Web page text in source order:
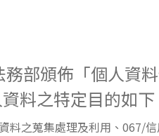
部頒佈「個人資
料之特定目的如下
之蒐集處理及利用、067/